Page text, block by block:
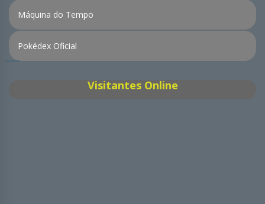
Máquina do Tempo
Pokédex Oficial
Visitantes Online